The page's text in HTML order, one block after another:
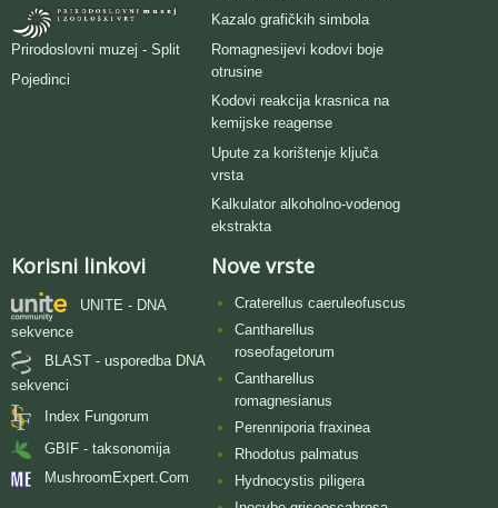
Prirodoslovni muzej - Split
Pojedinci
Kazalo grafičkih simbola
Romagnesijevi kodovi boje
otrusine
Kodovi reakcija krasnica na
kemijske reagense
Upute za korištenje ključa
vrsta
Kalkulator alkoholno-vodenog
ekstrakta
Korisni linkovi
UNITE - DNA
sekvence
BLAST - usporedba DNA
sekvenci
Index Fungorum
GBIF - taksonomija
MushroomExpert.Com
Nove vrste
Craterellus caeruleofuscus
Cantharellus
roseofagetorum
Cantharellus
romagnesianus
Perenniporia fraxinea
Rhodotus palmatus
Hydnocystis piligera